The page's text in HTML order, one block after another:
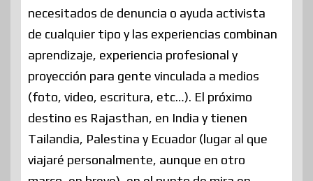
necesitados de denuncia o ayuda activista
de cualquier tipo y las experiencias combinan
aprendizaje, experiencia profesional y
proyección para gente vinculada a medios
(foto, video, escritura, etc…). El próximo
destino es Rajasthan, en India y tienen
Tailandia, Palestina y Ecuador (lugar al que
viajaré personalmente, aunque en otro